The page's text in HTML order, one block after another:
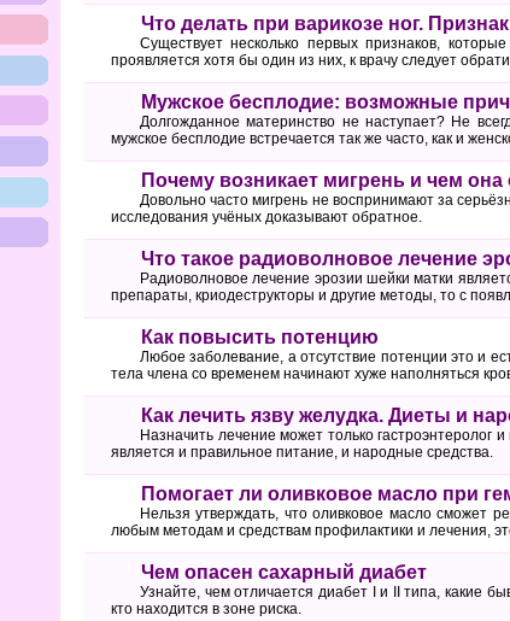
Что делать при варикозе ног.
Существует несколько первых признаков,
проявляется хотя бы один из них, к врачу следует
Мужское бесплодие: возможные
Долгожданное материнство не наступает? Не
мужское бесплодие встречается так же часто, как и
Почему возникает мигрень и чем она
Довольно часто мигрень не воспринимают за
исследования учёных доказывают обратное.
Что такое радиоволновое лечение
Радиоволновое лечение эрозии шейки матки
препараты, криодеструкторы и другие методы, то с
Как повысить потенцию
Любое заболевание, а отсутствие потенции это и
тела члена со временем начинают хуже наполняться
Как лечить язву желудка. Диеты и
Назначить лечение может только
является и правильное питание, и народные средства.
Помогает ли оливковое масло при
Нельзя утверждать, что оливковое масло сможет
любым методам и средствам профилактики и лечения,
Чем опасен сахарный диабет
Узнайте, чем отличается диабет I и II типа, какие
кто находится в зоне риска.